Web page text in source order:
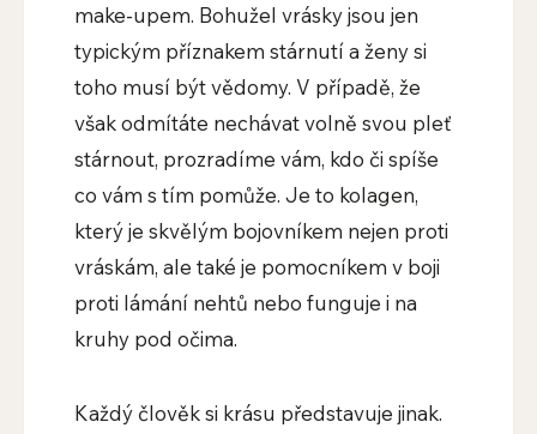
make-upem. Bohužel vrásky jsou jen
typickým příznakem stárnutí a ženy si
toho musí být vědomy. V případě, že
však odmítáte nechávat volně svou pleť
stárnout, prozradíme vám, kdo či spíše
co vám s tím pomůže. Je to kolagen,
který je skvělým bojovníkem nejen proti
vráskám, ale také je pomocníkem v boji
proti lámání nehtů nebo funguje i na
kruhy pod očima.
Každý člověk si krásu představuje jinak.